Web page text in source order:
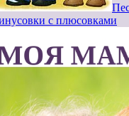
с плюсовками